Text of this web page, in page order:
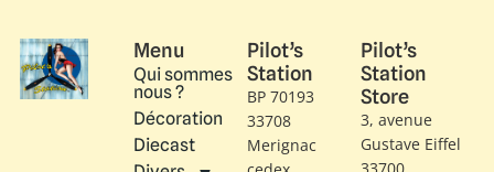
Menu
Qui sommes
nous ?
Décoration
Diecast
Pilot’s
Station
BP 70193
33708
Merignac
Pilot’s
Station
Store
3, avenue
Gustave Eiffel​